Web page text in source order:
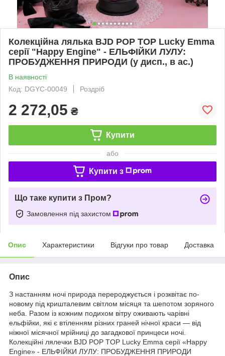
Колекційна лялька BJD POP TOP Lucky Emma
серії "Happy Engine" - ЕЛЬФІЙКИ ЛУЛУ:
ПРОБУДЖЕННЯ ПРИРОДИ (у дисп., в ас.)
В наявності
Код: DGYC-00049
Роздріб
2 272,05 ₴
Купити
або
Купити з
Що таке купити з Пром?
Замовлення під захистом
Опис Характеристики Відгуки про товар Доставка
Опис
З настанням ночі природа перероджується і розквітає по-
новому під кришталевим світлом місяця та шепотом зоряного
неба. Разом із кожним подихом вітру оживають чарівні
ельфійки, які є втіленням різних граней нічної краси — від
ніжної місячної мрійниці до загадкової принцеси ночі.
Колекційні лялечки BJD POP TOP Lucky Emma серії «Happy
Engine» - ЕЛЬФІЙКИ ЛУЛУ: ПРОБУДЖЕННЯ ПРИРОДИ